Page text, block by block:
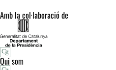
Amb la col·laboració de
Qui som